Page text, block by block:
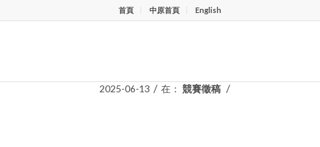
首頁 中原首頁 English
2025-06-13 / 在： 競賽徵稿 /